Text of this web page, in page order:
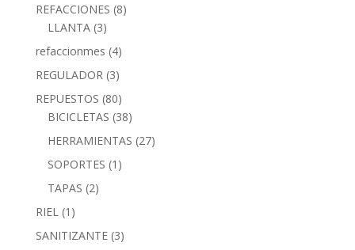
REFACCIONES (8)
LLANTA (3)
refaccionmes (4)
REGULADOR (3)
REPUESTOS (80)
BICICLETAS (38)
HERRAMIENTAS (27)
SOPORTES (1)
TAPAS (2)
RIEL (1)
SANITIZANTE (3)